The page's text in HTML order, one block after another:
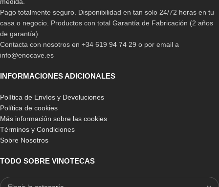
Pago totalmente seguro. Disponibilidad en tan solo 24/72 horas en tu
casa o negocio. Productos con total Garantía de Fabricación (2 años
de garantía)
Contacta con nosotros en +34 619 94 74 29 o por email a
info@enocave.es
INFORMACIONES ADICIONALES
Política de Envíos y Devoluciones
Política de cookies
Más información sobre las cookies
Términos y Condiciones
Sobre Nosotros
TODO SOBRE VINOTECAS